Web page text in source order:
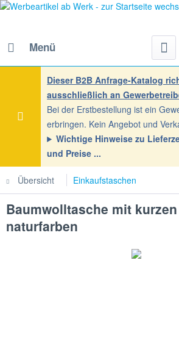
Menü
Dieser B2B Anfrage-Katalog
ausschließlich an
Bei der Erstbestellung ist ein
erbringen. Kein Angebot und
Wichtige Hinweise zu
und Preise
Übersicht Einkaufstaschen
Baumwolltasche mit
naturfarben